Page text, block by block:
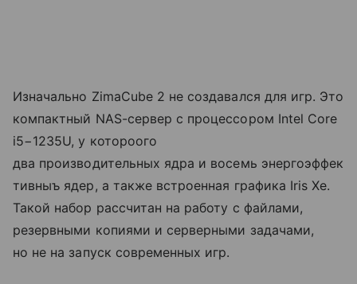
Изначально ZimaCube 2 не создавался для игр. Это
компактный NAS-сервер с процессором Intel Core
i5−1235U, у котороого
два производительных ядра и восемь энергоэффек
тивныъ ядер, а также встроенная графика Iris Xe.
Такой набор рассчитан на работу с файлами,
резервными копиями и серверными задачами,
но не на запуск современных игр.